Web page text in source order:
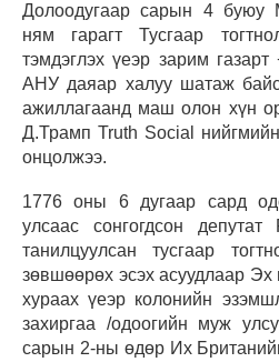
Долоодугаар сарын 4 буюу
ням гарагт Тусгаар
тэмдэглэх үеэр зарим
АНУ даяар халуу шатаж
ажиллагаанд маш олон хүн
Д.Трамп Truth Social
онцолжээ.
1776 оны 6 дугаар сард
улсаас сонгогдсон
танилцуулсан тусгаар
зөвшөөрөх эсэх асуудлаар Эх
хураах үеэр колонийн
захиргаа /одоогийн муж
сарын 2-ны өдөр Их